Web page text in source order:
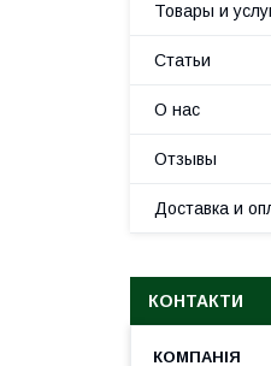
Товары и
Статьи
О нас
Отзывы
Доставка и
КОНТАКТИ